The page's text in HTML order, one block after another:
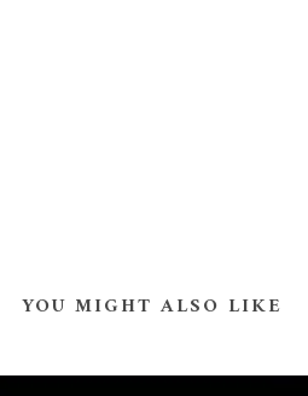
YOU MIGHT ALSO LIKE